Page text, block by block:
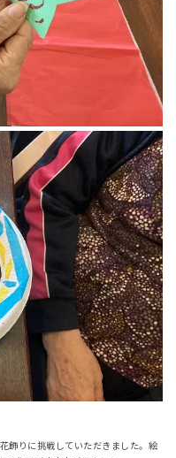
飾りに挑戦していただきました。絵